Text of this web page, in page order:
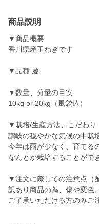
商品説明
▼商品概要
香川県産玉ねぎです
▼品種:慶
▼数量、分量の目安
10kg or 20kg（風袋込）
▼栽培/生産方法、こだわり
讃岐の穏やかな気候の中栽
今年は雨が少なく、育てる
なんとか栽培することがで
▼注文に際しての注意点（
訳あり商品の為、傷や変色
ご了承いただける方のみご